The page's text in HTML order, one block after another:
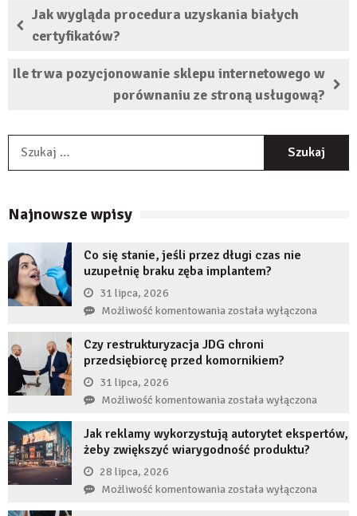
Jak wygląda procedura uzyskania białych
certyfikatów?
Ile trwa pozycjonowanie sklepu internetowego w
porównaniu ze stroną usługową?
Najnowsze wpisy
Co się stanie, jeśli przez długi czas nie
uzupełnię braku zęba implantem?
31 lipca, 2026
Możliwość komentowaniaCo
stanie,
jeśli
długi
uzupełnię
implantem?
została wyłączona
Czy restrukturyzacja JDG chroni
przedsiębiorcę przed komornikiem?
31 lipca, 2026
Możliwość komentowaniaCzy
JDG
chroni
przed
komornikiem?
została wyłączona
Jak reklamy wykorzystują autorytet ekspertów,
żeby zwiększyć wiarygodność produktu?
28 lipca, 2026
Możliwość komentowaniaJak
została wyłączona